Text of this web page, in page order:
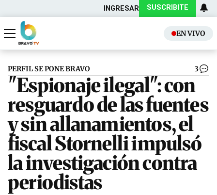
INGRESAR SUSCRIBITE
EN VIVO
Actualidad
Política
PERFIL SE PONE BRAVO 3
"Espionaje ilegal": con
resguardo de las fuentes
y sin allanamientos, el
fiscal Stornelli impulsó
la investigación contra
periodistas